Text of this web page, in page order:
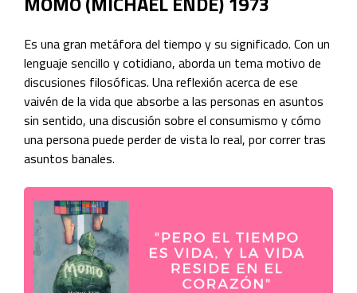
Es una gran metáfora del tiempo y su significado. Con un
lenguaje sencillo y cotidiano, aborda un tema motivo de
discusiones filosóficas. Una reflexión acerca de ese
vaivén de la vida que absorbe a las personas en asuntos
sin sentido, una discusión sobre el consumismo y cómo
una persona puede perder de vista lo real, por correr tras
asuntos banales.